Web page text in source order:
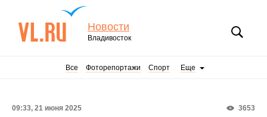
Новости
Владивосток
Все Фоторепортажи Спорт Еще
3653
09:33, 21 июня 2025